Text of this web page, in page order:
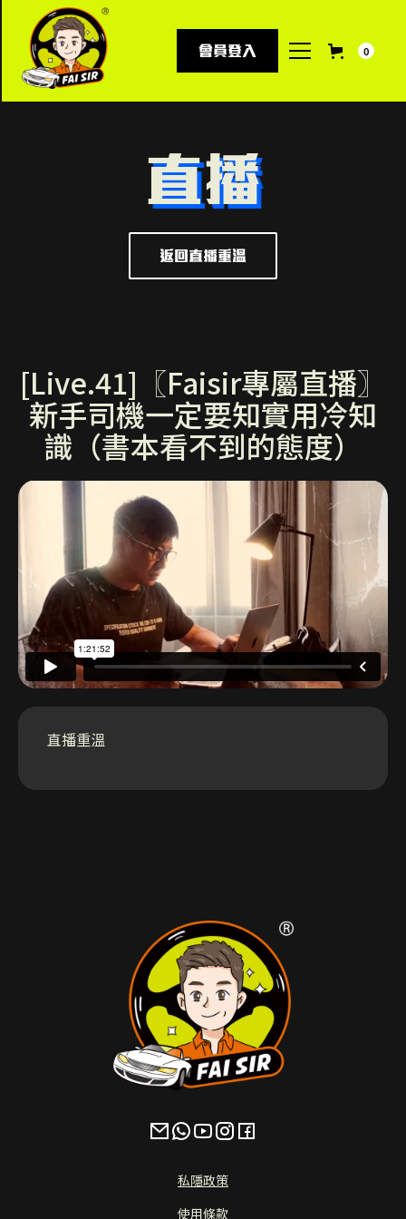
會員登入 0
直播
返回直播重溫
[Live.41]〖Faisir專屬直播〗
新手司機一定要知實用冷知
識（書本看不到的態度）
直播重溫
私隱政策
使用條款